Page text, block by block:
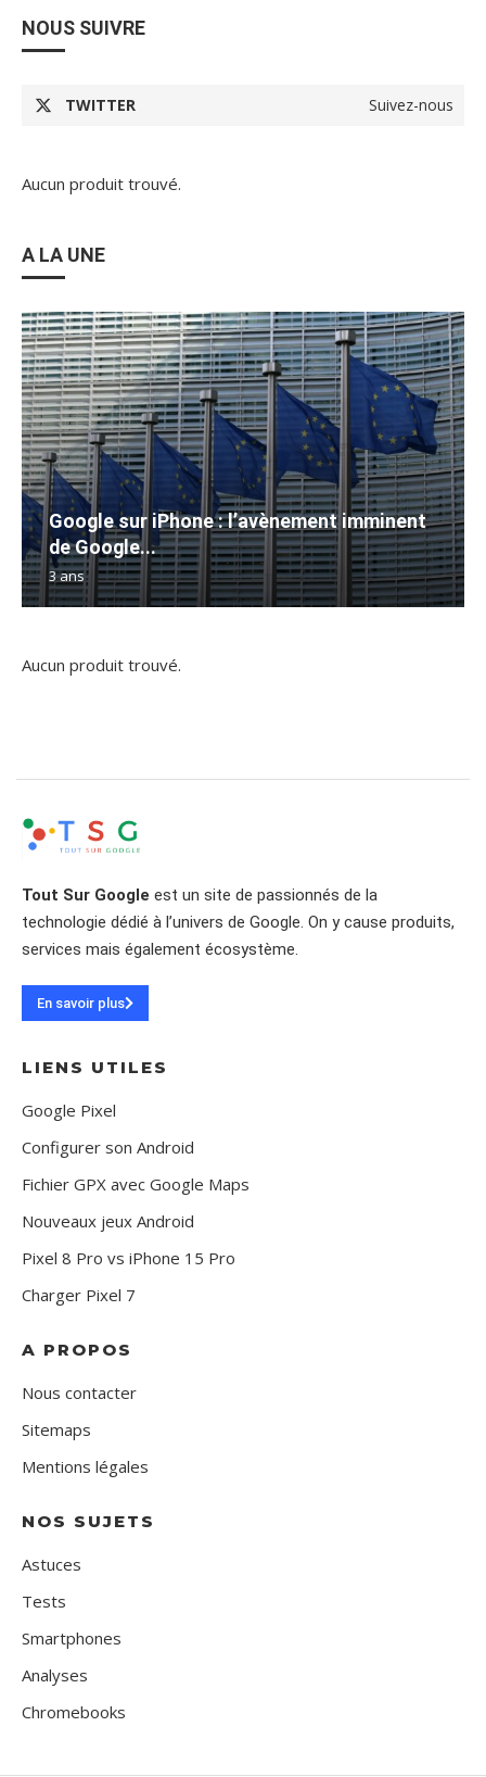
NOUS SUIVRE
TWITTER Suivez-nous
Aucun produit trouvé.
A LA UNE
Google sur iPhone : l’avènement imminent
de Google...
3 ans
Aucun produit trouvé.
Tout Sur Google est un site de passionnés de la
technologie dédié à l’univers de Google. On y cause produits,
services mais également écosystème.
En savoir plus
LIENS UTILES
Google Pixel
Configurer son Android
Fichier GPX avec Google Maps
Nouveaux jeux Android
Pixel 8 Pro vs iPhone 15 Pro
Charger Pixel 7
A PROPOS
Nous contacter
Sitemaps
Mentions légales
NOS SUJETS
Astuces
Tests
Smartphones
Analyses
Chromebooks